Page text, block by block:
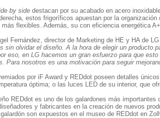
by sidedestacan por su acabado en acero
estos frigoríficos apuestan por la
flexibles. Además, su con eficiencia energética
Fernández, director de Marketing de HE y HA de LG
sin olvidar el diseño. A la hora de elegir un producto
eso, en LG hacemos un gran esfuerzo para que esto
Para nosotros es una motivación para seguir
por iF Award y REDdot poseen detalles
óptima; o las luces LED de su interior, que
REDdot es uno de los galardones más
y fabricantes en la creación de nuevos
son expuestos en el museo de REDdot en